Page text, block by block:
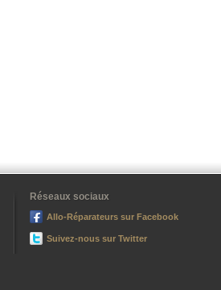
Réseaux sociaux
Allo-Réparateurs sur Facebook
Suivez-nous sur Twitter